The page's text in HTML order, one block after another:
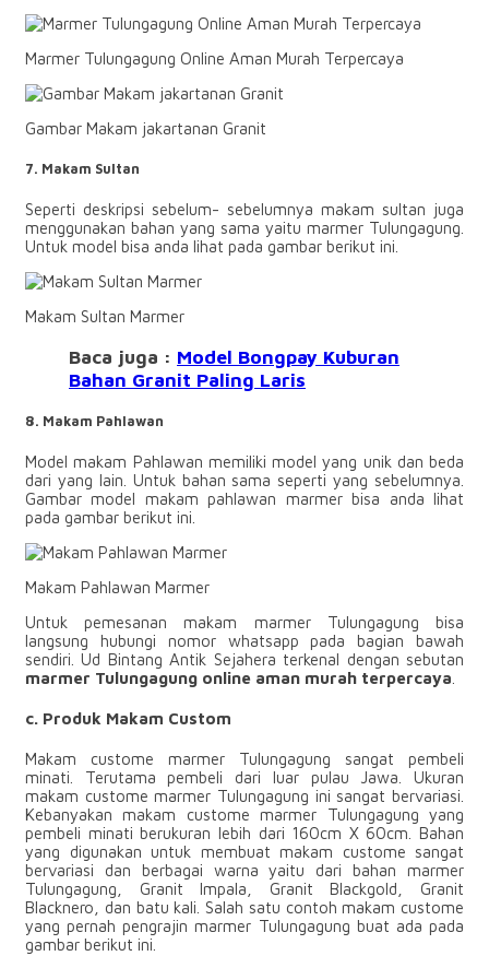
Marmer Tulungagung Online Aman Murah Terpercaya
Gambar Makam jakartanan Granit
7. Makam Sultan
Seperti deskripsi sebelum- sebelumnya makam sultan juga
menggunakan bahan yang sama yaitu marmer Tulungagung.
Untuk model bisa anda lihat pada gambar berikut ini.
Makam Sultan Marmer
Baca juga : Model Bongpay Kuburan
Bahan Granit Paling Laris
8. Makam Pahlawan
Model makam Pahlawan memiliki model yang unik dan beda
dari yang lain. Untuk bahan sama seperti yang sebelumnya.
Gambar model makam pahlawan marmer bisa anda lihat
pada gambar berikut ini.
Makam Pahlawan Marmer
Untuk pemesanan makam marmer Tulungagung bisa
langsung hubungi nomor whatsapp pada bagian bawah
sendiri. Ud Bintang Antik Sejahera terkenal dengan sebutan
marmer Tulungagung online aman murah terpercaya
c. Produk Makam Custom
Makam custome marmer Tulungagung sangat pembeli
minati. Terutama pembeli dari luar pulau Jawa. Ukuran
makam custome marmer Tulungagung ini sangat bervariasi.
Kebanyakan makam custome marmer Tulungagung yang
pembeli minati berukuran lebih dari 160cm X 60cm. Bahan
yang digunakan untuk membuat makam custome sangat
bervariasi dan berbagai warna yaitu dari bahan marmer
Tulungagung, Granit Impala, Granit Blackgold, Granit
Blacknero, dan batu kali. Salah satu contoh makam custome
yang pernah pengrajin marmer Tulungagung buat ada pada
gambar berikut ini.